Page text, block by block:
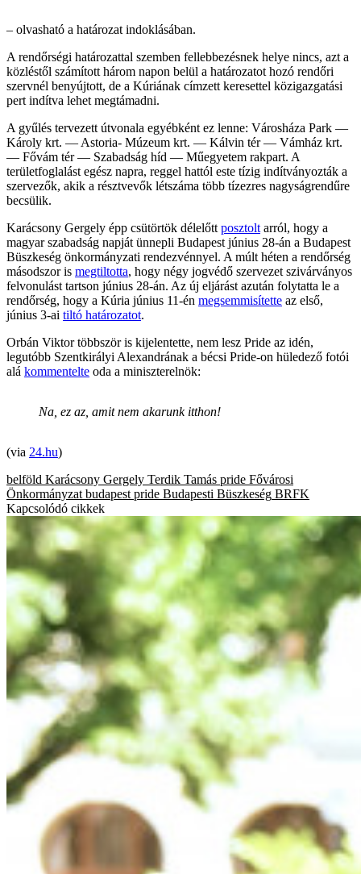
– olvasható a határozat indoklásában.
A rendőrségi határozattal szemben fellebbezésnek helye nincs, azt a
közléstől számított három napon belül a határozatot hozó rendőri
szervnél benyújtott, de a Kúriának címzett keresettel közigazgatási
pert indítva lehet megtámadni.
A gyűlés tervezett útvonala egyébként ez lenne: Városháza Park —
Károly krt. — Astoria- Múzeum krt. — Kálvin tér — Vámház krt.
— Fővám tér — Szabadság híd — Műegyetem rakpart. A
területfoglalást egész napra, reggel hattól este tízig indítványozták a
szervezők, akik a résztvevők létszáma több tízezres nagyságrendűre
becsülik.
Karácsony Gergely épp csütörtök délelőtt posztolt arról, hogy a
magyar szabadság napját ünnepli Budapest június 28-án a Budapest
Büszkeség önkormányzati rendezvénnyel. A múlt héten a rendőrség
másodszor is megtiltotta, hogy négy jogvédő szervezet szivárványos
felvonulást tartson június 28-án. Az új eljárást azután folytatta le a
rendőrség, hogy a Kúria június 11-én megsemmisítette az első,
június 3-ai tiltó határozatot.
Orbán Viktor többször is kijelentette, nem lesz Pride az idén,
legutóbb Szentkirályi Alexandrának a bécsi Pride-on hüledező fotói
alá kommentelte oda a miniszterelnök:
Na, ez az, amit nem akarunk itthon!
(via 24.hu)
belföld Karácsony Gergely Terdik Tamás pride Fővárosi
Önkormányzat budapest pride Budapesti Büszkeség BRFK
Kapcsolódó cikkek